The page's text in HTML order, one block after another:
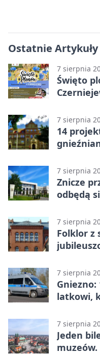
Ostatnie Artykuły
7 sierpnia
Święto
7 sierpnia
14
7 sierpnia
Znicze
odbędą
7 sierpnia
Folklor z
7 sierpnia
Gniezno:
latkowi,
7 sierpnia
Jeden